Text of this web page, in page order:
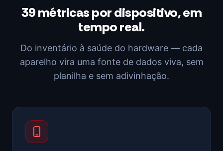
39 métricas por dispositivo, em
tempo real.
Do inventário à saúde do hardware — cada
aparelho vira uma fonte de dados viva, sem
planilha e sem adivinhação.